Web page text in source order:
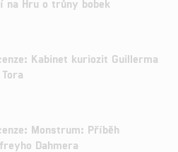
na Hru o trůny bobek
Kabinet kuriozit Guillerma
Monstrum: Příběh
Dahmera